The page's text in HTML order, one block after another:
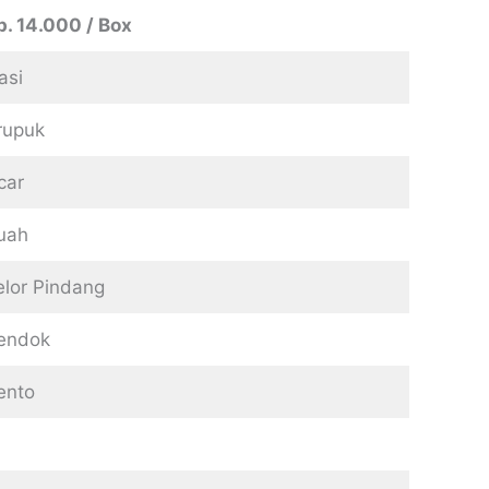
14.000 / Box
Pindang